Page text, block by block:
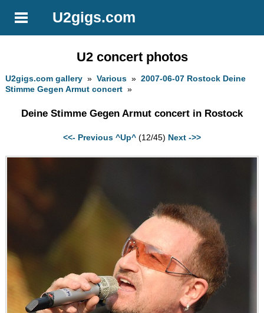
U2gigs.com
U2 concert photos
U2gigs.com gallery »Various »2007-06-07 Rostock Deine
Stimme Gegen Armut concert »
Deine Stimme Gegen Armut concert in Rostock
<<- Previous ^Up^ (12/45) Next ->>